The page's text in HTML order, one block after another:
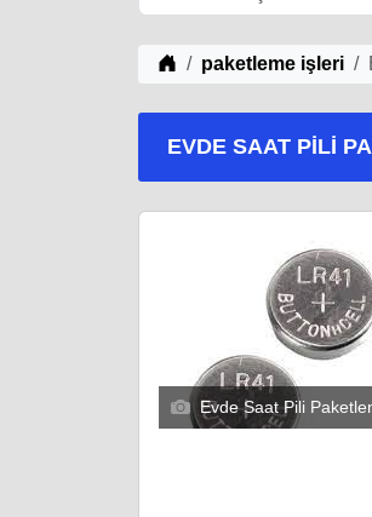
iş Fikirleri
paketleme işleri
EVDE SAAT PILI
Evde Saat Pili